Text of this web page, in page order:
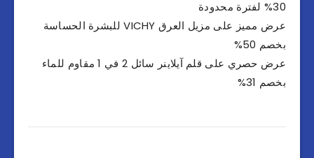
30% لفترة محدودة
عرض مميز على مزيل العرق VICHY للبشرة الحساسة
بخصم 50%
عرض حصري على قلم آيلاينر سائل 2 في 1 مقاوم للماء
بخصم 31%